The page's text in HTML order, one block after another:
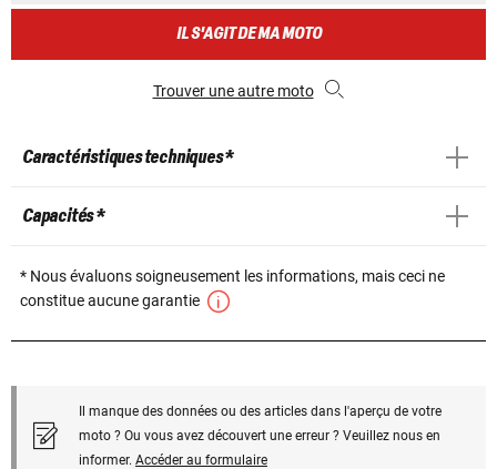
IL S'AGIT DE MA MOTO
Trouver une autre moto
Caractéristiques techniques *
Capacités *
* Nous évaluons soigneusement les informations, mais ceci ne
constitue aucune garantie
Il manque des données ou des articles dans l'aperçu de votre
moto ? Ou vous avez découvert une erreur ? Veuillez nous en
informer. Accéder au formulaire